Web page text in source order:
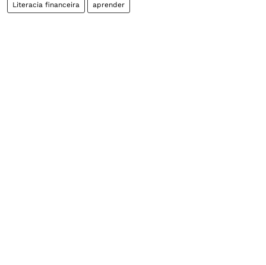
Literacia financeira aprender